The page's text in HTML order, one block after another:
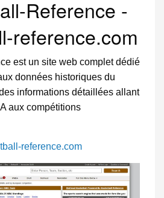
Reference -
reference.com
est un site web complet dédié
données historiques du
informations détaillées allant
aux compétitions
reference.com